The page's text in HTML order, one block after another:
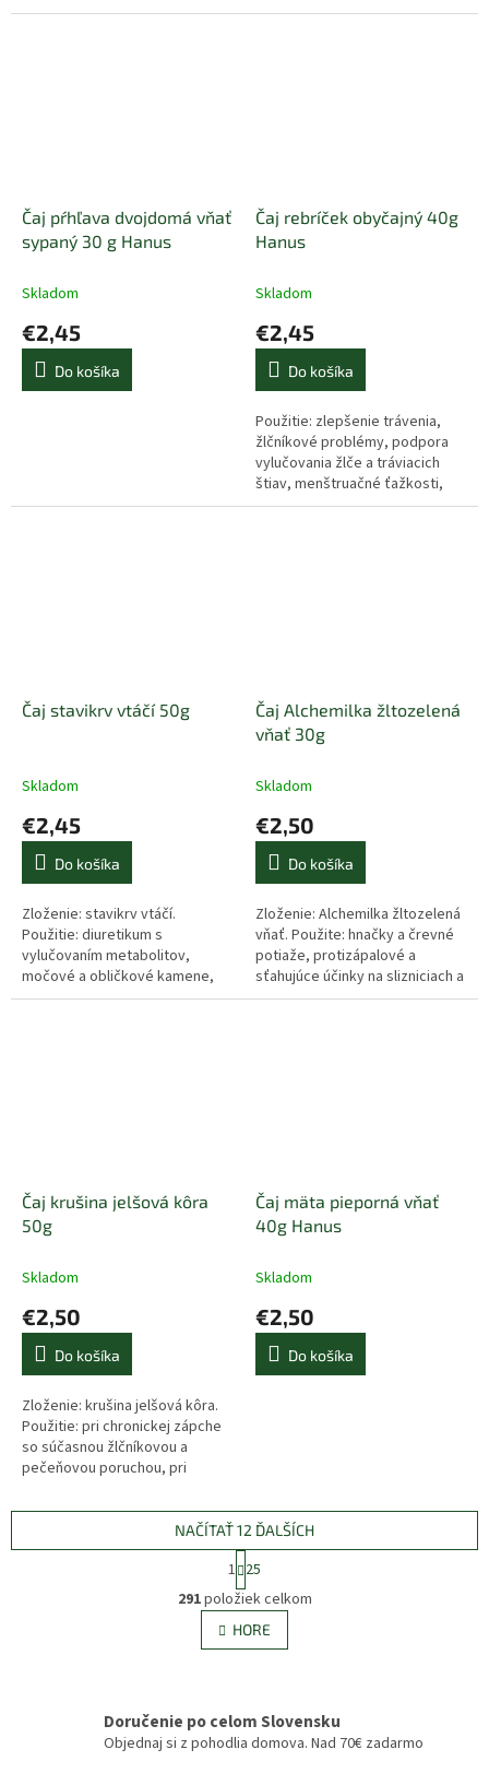
obličkách, močopudné a
Čaj pŕhľava dvojdomá vňať
sypaný 30 g Hanus
Skladom
€2,45
Do košíka
Čaj rebríček obyčajný 40g
Hanus
Skladom
€2,45
Do košíka
Použitie: zlepšenie trávenia,
žlčníkové problémy, podpora
vylučovania žlče a tráviacich
štiav, menštruačné ťažkosti,
spazmolytické a močopudné
Čaj stavikrv vtáčí 50g
Skladom
€2,45
Do košíka
Zloženie: stavikrv vtáčí.
Použitie: diuretikum s
vylučovaním metabolitov,
močové a obličkové kamene,
reuma, menštruačné problémy,
Čaj Alchemilka žltozelená
vňať 30g
Skladom
€2,50
Do košíka
Zloženie: Alchemilka žltozelená
vňať. Použite: hnačky a črevné
potiaže, protizápalové a
sťahujúce účinky na slizniciach a
pokožke, zosilnenie maternice
Čaj krušina jelšová kôra
50g
Skladom
€2,50
Do košíka
Zloženie: krušina jelšová kôra.
Použitie: pri chronickej zápche
so súčasnou žlčníkovou a
pečeňovou poruchou, pri
čreva. Krajina pôvodu:
Čaj mäta pieporná vňať
40g Hanus
Skladom
€2,50
Do košíka
O
v
l
á
c
i
e
NAČÍTAŤ 12 ĎALŠÍCH
t
r
á
n
k
n
i
1 25
291položiek celkom
HORE
Doručenie po celom Slovensku
Objednaj si z pohodlia domova. Nad 70€ zadarmo